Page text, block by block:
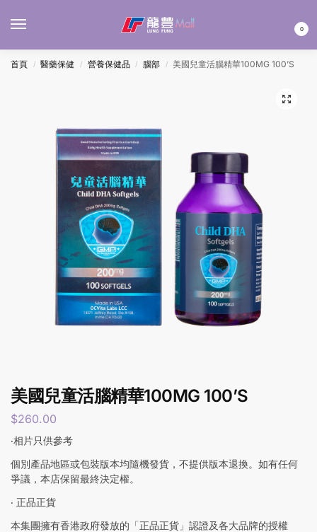
0
首頁 / 醫藥保健 / 營養保健品 / 腦部 / 美國兒童活腦精華100MG 100’S
美國兒童活腦精華100MG 100’S
$260.00
‧相片只供參考
個別產品地區或包裝版本均隨機發貨，不提供版本退換。如有任何
爭議，本店保留最終決定權。
‧ 正品正貨
本集團擁有香港政府發放的「正品正貨」認證及各大品牌的授權